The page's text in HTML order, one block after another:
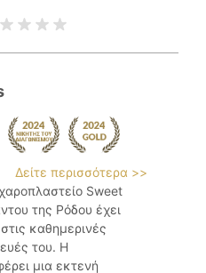
Δείτε περισσότερα >>
Sweet
της Ρόδου έχει
καθημερινές
του. Η
μια εκτενή